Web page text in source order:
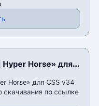
Horse» для
Horse» для CSS v34
скачивания по ссылке